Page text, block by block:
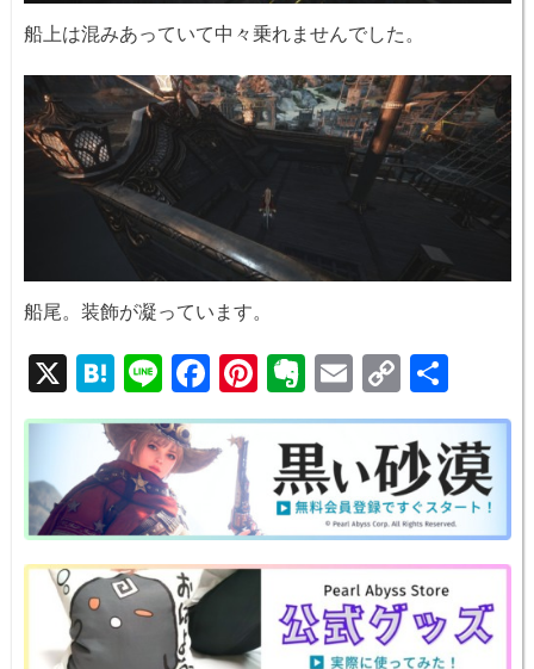
船上は混みあっていて中々乗れませんでした。
船尾。装飾が凝っています。
X H
at
e
n
a
Li
n
e
F
a
c
b
o
o
k
Pi
nt
er
e
st
E
v
er
n
ot
e
E
m
ail
C
o
p
y
Li
n
k
有